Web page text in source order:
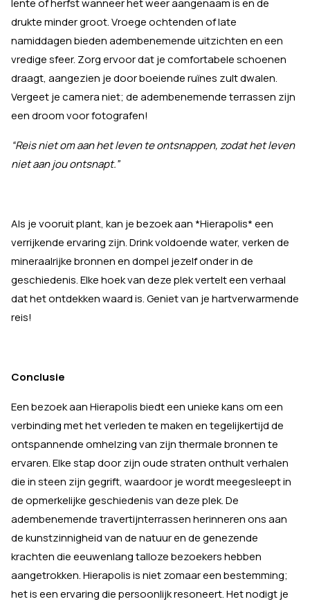
lente of herfst wanneer het weer aangenaam is en de
drukte minder groot. Vroege ochtenden of late
namiddagen bieden adembenemende uitzichten en een
vredige sfeer. Zorg ervoor dat je comfortabele schoenen
draagt, aangezien je door boeiende ruïnes zult dwalen.
Vergeet je camera niet; de adembenemende terrassen zijn
een droom voor fotografen!
“Reis niet om aan het leven te ontsnappen, zodat het leven
niet aan jou ontsnapt.”
Als je vooruit plant, kan je bezoek aan *Hierapolis* een
verrijkende ervaring zijn. Drink voldoende water, verken de
mineraalrijke bronnen en dompel jezelf onder in de
geschiedenis. Elke hoek van deze plek vertelt een verhaal
dat het ontdekken waard is. Geniet van je hartverwarmende
reis!
Conclusie
Een bezoek aan Hierapolis biedt een unieke kans om een
verbinding met het verleden te maken en tegelijkertijd de
ontspannende omhelzing van zijn thermale bronnen te
ervaren. Elke stap door zijn oude straten onthult verhalen
die in steen zijn gegrift, waardoor je wordt meegesleept in
de opmerkelijke geschiedenis van deze plek. De
adembenemende travertijnterrassen herinneren ons aan
de kunstzinnigheid van de natuur en de genezende
krachten die eeuwenlang talloze bezoekers hebben
aangetrokken. Hierapolis is niet zomaar een bestemming;
het is een ervaring die persoonlijk resoneert. Het nodigt je